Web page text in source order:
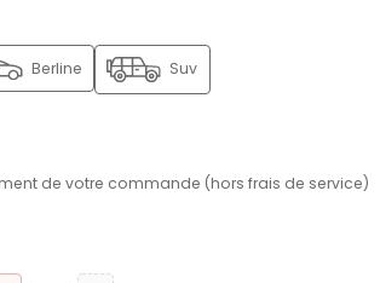
Berline Suv
de votre commande (hors frais de service)